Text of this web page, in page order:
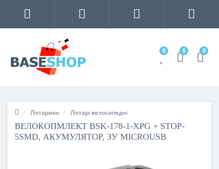
0 0 0
Ліхтарики Ліхтарі велосипедні
ВЕЛОКОПМЛЕКТ BSK-178-1-XPG + STOP-
5SMD, АКУМУЛЯТОР, ЗУ MICROUSB